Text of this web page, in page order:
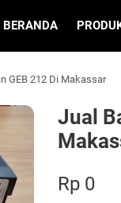
BERANDA
GEB 212 Di Makassar
Jual
Rp 0